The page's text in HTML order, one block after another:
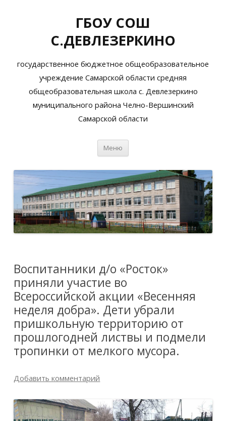
ГБОУ СОШ
С.ДЕВЛЕЗЕРКИНО
государственное бюджетное общеобразовательное
учреждение Самарской области средняя
общеобразовательная школа с. Девлезеркино
муниципального района Челно-Вершинский
Самарской области
Меню
Воспитанники д/о «Росток»
приняли участие во
Всероссийской акции «Весенняя
неделя добра». Дети убрали
пришкольную территорию от
прошлогодней листвы и подмели
тропинки от мелкого мусора.
Добавить комментарий